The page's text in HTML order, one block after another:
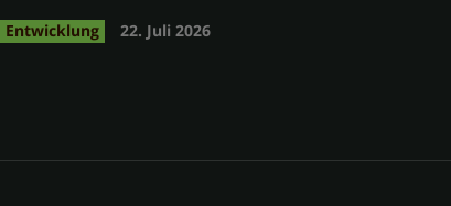
Entwicklung 22. Juli 2026